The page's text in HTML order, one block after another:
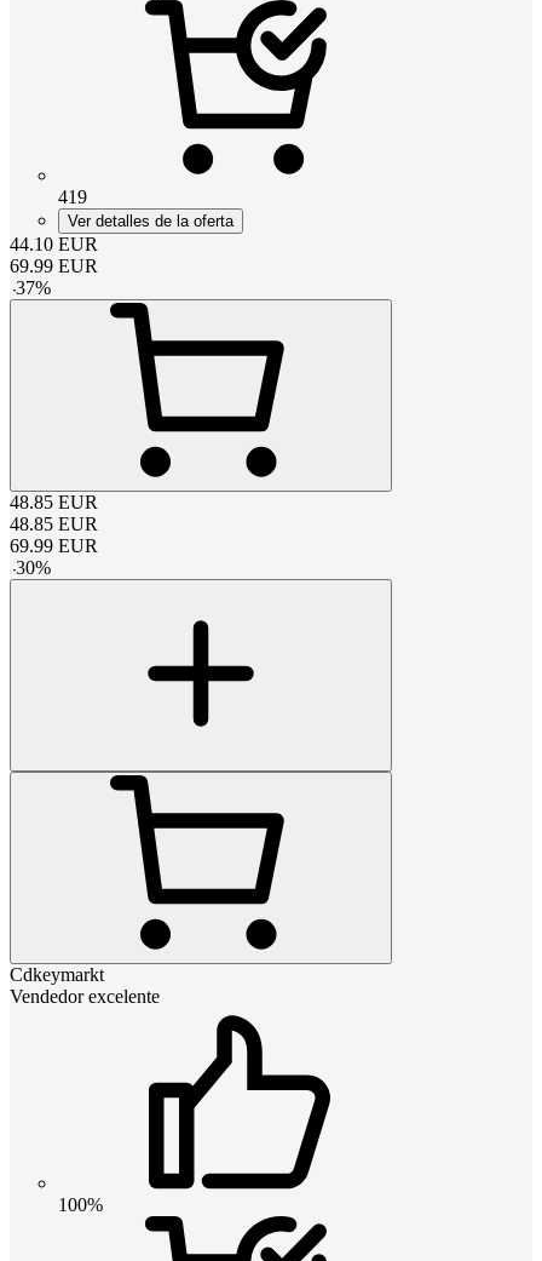
419
Ver detalles de la oferta
44.10 EUR
69.99 EUR
-37%
48.85 EUR
48.85 EUR
69.99 EUR
-30%
Cdkeymarkt
Vendedor excelente
100%